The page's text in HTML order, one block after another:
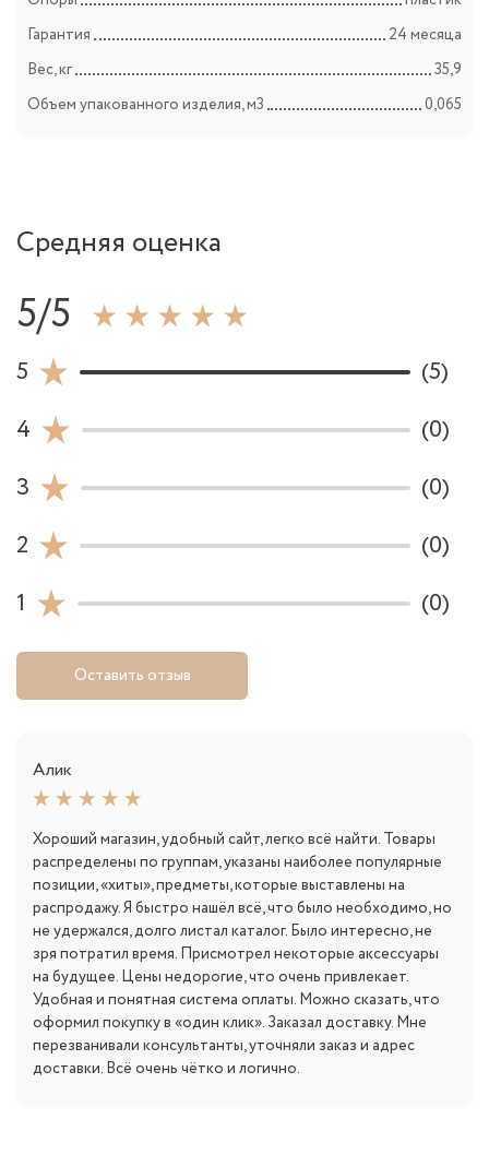
Гарантия
24 месяца
Вес, кг
35,9
Объем упакованного изделия, м3
0,065
Средняя оценка
5/5
5
(5)
4
(0)
3
(0)
2
(0)
1
(0)
Оставить отзыв
Алик
Хороший магазин, удобный сайт, легко всё найти. Товары
распределены по группам, указаны наиболее популярные
позиции, «хиты», предметы, которые выставлены на
распродажу. Я быстро нашёл всё, что было необходимо, но
не удержался, долго листал каталог. Было интересно, не
зря потратил время. Присмотрел некоторые аксессуары
на будущее. Цены недорогие, что очень привлекает.
Удобная и понятная система оплаты. Можно сказать, что
оформил покупку в «один клик». Заказал доставку. Мне
перезванивали консультанты, уточняли заказ и адрес
доставки. Всё очень чётко и логично.